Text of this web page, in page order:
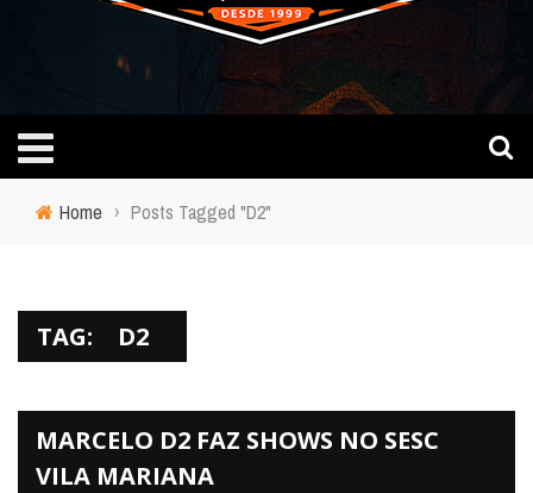
Home › Posts Tagged "D2"
TAG: D2
MARCELO D2 FAZ SHOWS NO SESC
VILA MARIANA